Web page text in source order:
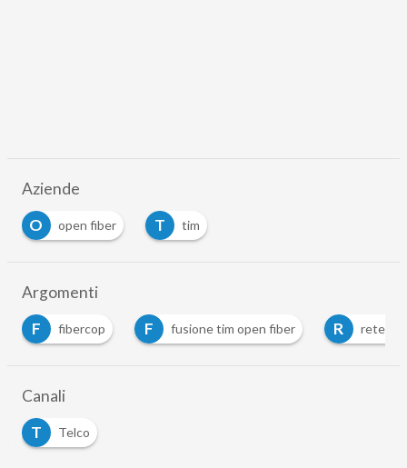
Aziende
O
open fiber T tim
Argomenti
F
fibercop F fusione tim open fiber R rete
Canali
T
Telco